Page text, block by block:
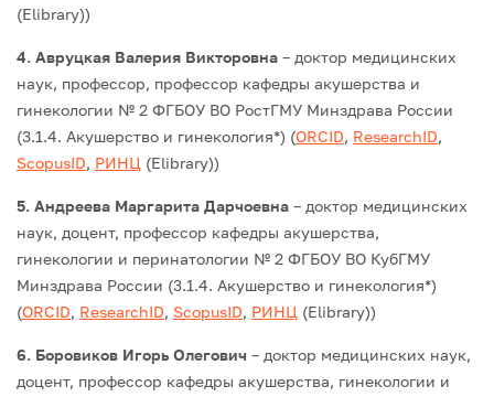
(Elibrary))
4. Авруцкая Валерия Викторовна – доктор медицинских
наук, профессор, профессор кафедры акушерства и
гинекологии № 2 ФГБОУ ВО РостГМУ Минздрава России
(3.1.4. Акушерство и гинекология*) (ORCID, ResearchID,
ScopusID, РИНЦ (Elibrary))
5. Андреева Маргарита Дарчоевна – доктор медицинских
наук, доцент, профессор кафедры акушерства,
гинекологии и перинатологии № 2 ФГБОУ ВО КубГМУ
Минздрава России (3.1.4. Акушерство и гинекология*)
(ORCID, ResearchID, ScopusID, РИНЦ (Elibrary))
6. Боровиков Игорь Олегович – доктор медицинских наук,
доцент, профессор кафедры акушерства, гинекологии и